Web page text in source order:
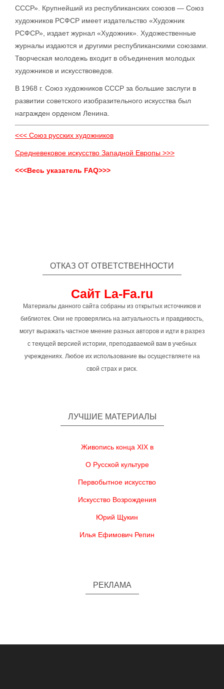
СССР». Крупнейший из республиканских союзов — Союз
художников РСФСР имеет издательство «Художник
РСФСР», издает журнал «Художник». Художественные
журналы издаются и другими республиканскими союзами.
Творческая молодежь входит в объединения молодых
художников и искусствоведов.
В 1968 г. Союз художников СССР за большие заслуги в
развитии советского изобразительного искусства был
награжден орденом Ленина.
<<< Союз русских художников
Средневековое искусство Западной Европы >>>
<<<Весь указатель FAQ>>>
ОТКАЗ ОТ ОТВЕТСТВЕННОСТИ
Сайт La-Fa.ru
Материалы данного сайта собраны из открытых источников и
библиотек. Они не проверялись на актуальность и правдивость,
могут выражать частное мнение разных авторов и идти в разрез
с текущей версией истории, преподаваемой вам в учебных
учреждениях. Любое их использование вы осуществляете на
свой страх и риск.
ЛУЧШИЕ МАТЕРИАЛЫ
Живопись конца XIX в
О Русской культуре
Первобытное искусство
Искусство Возрождения
Юрий Щукин
Илья Ефимович Репин
РЕКЛАМА